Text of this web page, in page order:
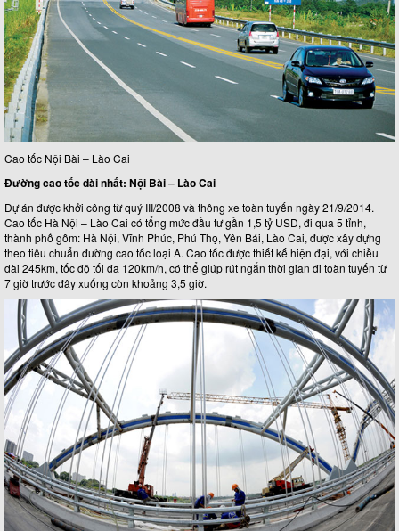
Cao tốc Nội Bài – Lào Cai
Đường cao tốc dài nhất: Nội Bài – Lào Cai
Dự án được khởi công từ quý III/2008 và thông xe toàn tuyến ngày 21/9/2014.
Cao tốc Hà Nội – Lào Cai có tổng mức đầu tư gần 1,5 tỷ USD, đi qua 5 tỉnh,
thành phố gồm: Hà Nội, Vĩnh Phúc, Phú Thọ, Yên Bái, Lào Cai, được xây dựng
theo tiêu chuẩn đường cao tốc loại A. Cao tốc được thiết kế hiện đại, với chiều
dài 245km, tốc độ tối đa 120km/h, có thể giúp rút ngắn thời gian đi toàn tuyến từ
7 giờ trước đây xuống còn khoảng 3,5 giờ.